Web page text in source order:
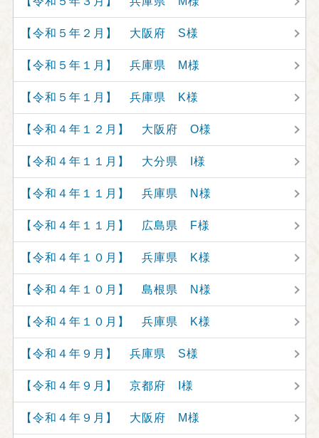
【令和５年２月】 大阪府 S様
【令和５年１月】 兵庫県 M様
【令和５年１月】 兵庫県 K様
【令和４年１２月】 大阪府 O様
【令和４年１１月】 大分県 I様
【令和４年１１月】 兵庫県 N様
【令和４年１１月】 広島県 F様
【令和４年１０月】 兵庫県 K様
【令和４年１０月】 島根県 N様
【令和４年１０月】 兵庫県 K様
【令和４年９月】 兵庫県 S様
【令和４年９月】 京都府 I様
【令和４年９月】 大阪府 M様